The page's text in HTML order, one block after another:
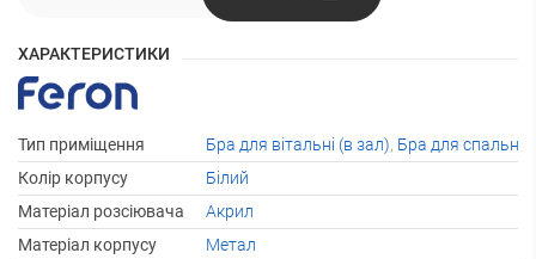
ХАРАКТЕРИСТИКИ
Тип приміщення Бра для вітальні (в зал), Бра для спальні
Колір корпусу
Білий
Матеріал розсіювача
Акрил
Матеріал корпусу
Метал